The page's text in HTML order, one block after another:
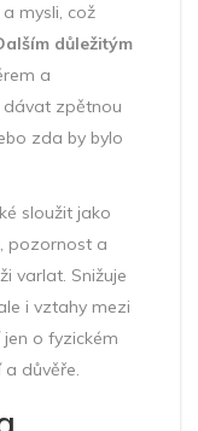
mysli, což
důležitým
a
dávat zpětnou
zda by bylo
sloužit jako
pozornost a
varlat. Snižuje
i vztahy mezi
o fyzickém
důvěře.